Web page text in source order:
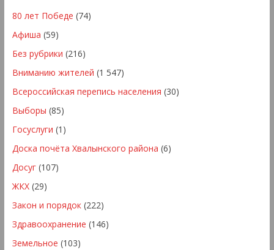
80 лет Победе (74)
Афиша (59)
Без рубрики (216)
Вниманию жителей (1 547)
Всероссийская перепись населения (30)
Выборы (85)
Госуслуги (1)
Доска почёта Хвалынского района (6)
Досуг(107)
ЖКХ(29)
Закон и порядок(222)
Здравоохранение (146)
Земельное (103)